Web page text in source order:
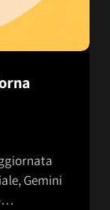
Gemini